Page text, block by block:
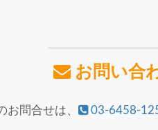
お問い合
お問合せは、 03-6458-